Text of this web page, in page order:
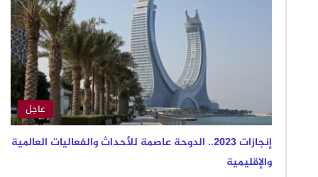
عاجل
إنجازات 2023.. الدوحة عاصمة للأحداث والفعاليات العالمية
والإقليمية